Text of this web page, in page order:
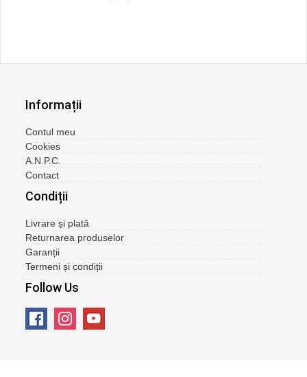
Informații
Contul meu
Cookies
A.N.P.C.
Contact
Condiții
Livrare și plată
Returnarea produselor
Garanții
Termeni și condiții
Follow Us